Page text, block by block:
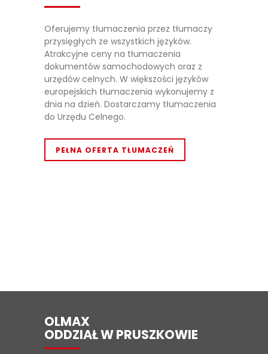
Oferujemy tłumaczenia przez tłumaczy
przysięgłych ze wszystkich języków.
Atrakcyjne ceny na tłumaczenia
dokumentów samochodowych oraz z
urzędów celnych. W większości języków
europejskich tłumaczenia wykonujemy z
dnia na dzień. Dostarczamy tłumaczenia
do Urzędu Celnego.
PEŁNA OFERTA TŁUMACZEŃ
OLMAX
ODDZIAŁ W PRUSZKOWIE